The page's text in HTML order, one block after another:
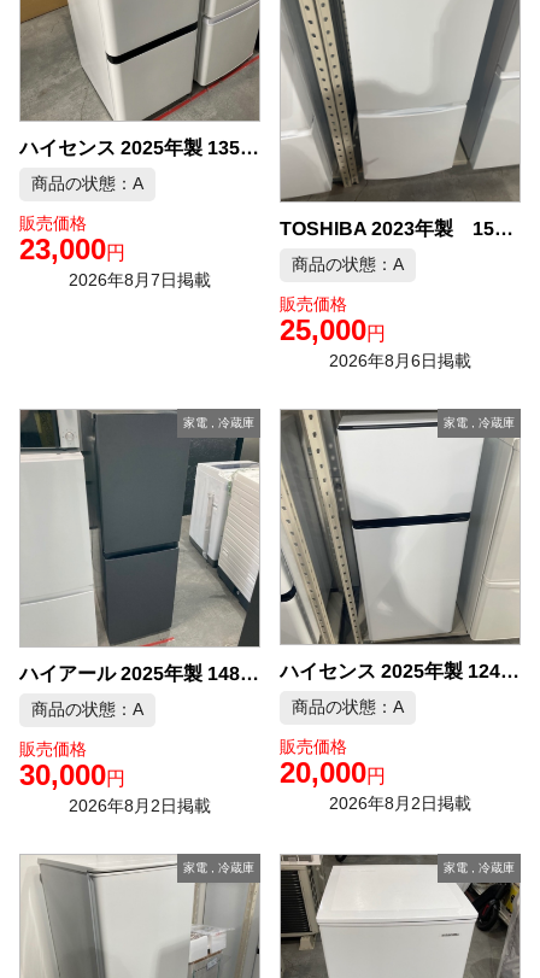
ハイセンス 2025年製 135L 冷蔵庫 中古品販売
商品の状態：A
販売価格
23,000円
2026年8月7日掲載
TOSHIBA 2023年製 153L 冷凍冷蔵庫 中古品販売
商品の状態：A
販売価格
25,000円
2026年8月6日掲載
家電, 冷蔵庫
ハイアール 2025年製 148L 冷蔵庫 中古品販売
商品の状態：A
販売価格
30,000円
2026年8月2日掲載
家電 冷蔵庫
ハイセンス 2025年製 124L 冷蔵庫 中古品販売
商品の状態：A
販売価格
20,000円
2026年8月2日掲載
家電, 冷蔵庫 家電 冷蔵庫